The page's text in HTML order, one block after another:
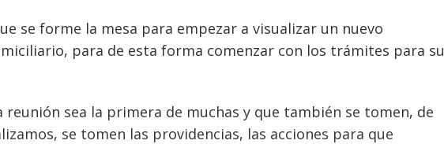
se forme la mesa para empezar a visualizar un nuevo
para de esta forma comenzar con los trámites para su
reunión sea la primera de muchas y que también se tomen, de
se tomen las providencias, las acciones para que